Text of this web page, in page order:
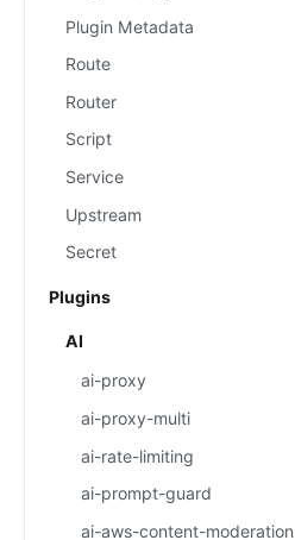
Plugin Metadata
Route
Router
Script
Service
Upstream
Secret
Plugins
AI
ai-proxy
ai-proxy-multi
ai-rate-limiting
ai-prompt-guard
ai-aws-content-moderation